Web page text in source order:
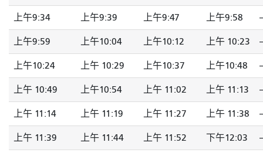
上午9:34 上午9:39 上午9:47 上午9:58
上午9:59 上午10:04 上午10:12 上午 10:23
上午10:24 上午 10:29 上午10:37 上午10:48
上午 10:49 上午10:54 上午 11:02 上午 11:13
上午 11:14 上午 11:19 上午 11:27 上午 11:38
上午 11:39 上午 11:44 上午 11:52 下午12:03